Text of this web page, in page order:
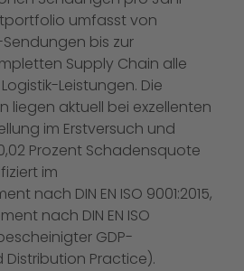
umfasst von
bis zur
Supply Chain alle
Leistungen. Die
liegen aktuell bei exzellenten
im Erstversuch und
Prozent Schadensquote
im
nach DIN EN ISO 9001:2015,
nach DIN EN ISO
GDP-
Practice).